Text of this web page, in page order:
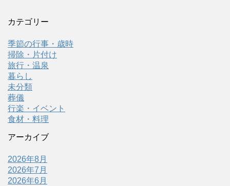
カテゴリー
季節の行事・歳時
掃除・片付け
旅行・温泉
暮らし
未分類
葬儀
行楽・イベント
食材・料理
アーカイブ
2026年8月
2026年7月
2026年6月